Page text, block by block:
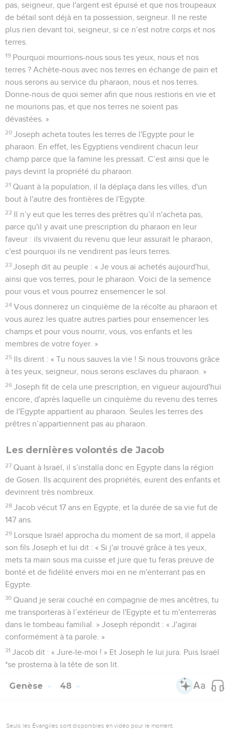
pas, seigneur, que l'argent est épuisé et que nos troupeaux
de bétail sont déjà en ta possession, seigneur. Il ne reste
plus rien devant toi, seigneur, si ce n’est notre corps et nos
terres.
19 Pourquoi mourrions-nous sous tes yeux, nous et nos
terres ? Achète-nous avec nos terres en échange de pain et
nous serons au service du pharaon, nous et nos terres.
Donne-nous de quoi semer afin que nous restions en vie et
ne mourions pas, et que nos terres ne soient pas
dévastées. »
20 Joseph acheta toutes les terres de l'Egypte pour le
pharaon. En effet, les Egyptiens vendirent chacun leur
champ parce que la famine les pressait. C’est ainsi que le
pays devint la propriété du pharaon.
21 Quant à la population, il la déplaça dans les villes, d'un
bout à l'autre des frontières de l'Egypte.
22 Il n’y eut que les terres des prêtres qu’il n'acheta pas,
parce qu'il y avait une prescription du pharaon en leur
faveur : ils vivaient du revenu que leur assurait le pharaon,
c'est pourquoi ils ne vendirent pas leurs terres.
23 Joseph dit au peuple : « Je vous ai achetés aujourd'hui,
ainsi que vos terres, pour le pharaon. Voici de la semence
pour vous et vous pourrez ensemencer le sol.
24 Vous donnerez un cinquième de la récolte au pharaon et
vous aurez les quatre autres parties pour ensemencer les
champs et pour vous nourrir, vous, vos enfants et les
membres de votre foyer. »
25 Ils dirent : « Tu nous sauves la vie ! Si nous trouvons grâce
à tes yeux, seigneur, nous serons esclaves du pharaon. »
26 Joseph fit de cela une prescription, en vigueur aujourd'hui
encore, d'après laquelle un cinquième du revenu des terres
de l'Egypte appartient au pharaon. Seules les terres des
prêtres n’appartiennent pas au pharaon.
Les dernières volontés de Jacob
27 Quant à Israël, il s’installa donc en Egypte dans la région
de Gosen. Ils acquirent des propriétés, eurent des enfants et
devinrent très nombreux.
28 Jacob vécut 17 ans en Egypte, et la durée de sa vie fut de
147 ans.
29 Lorsque Israël approcha du moment de sa mort, il appela
son fils Joseph et lui dit : « Si j'ai trouvé grâce à tes yeux,
mets ta main sous ma cuisse et jure que tu feras preuve de
bonté et de fidélité envers moi en ne m'enterrant pas en
Egypte.
30 Quand je serai couché en compagnie de mes ancêtres, tu
me transporteras à l’extérieur de l'Egypte et tu m'enterreras
dans le tombeau familial. » Joseph répondit : « J'agirai
conformément à ta parole. »
31 Jacob dit : « Jure-le-moi ! » Et Joseph le lui jura. Puis Israël
*se prosterna à la tête de son lit.
Genèse 48
Seuls les Évangiles sont disponibles en vidéo pour le moment.